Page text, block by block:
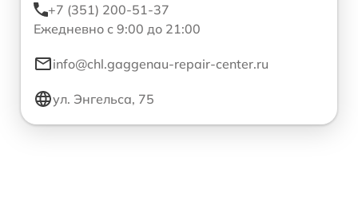
+7 (351) 200-51-37
Ежедневно с 9:00 до 21:00
info@chl.gaggenau-repair-center.ru
ул. Энгельса, 75